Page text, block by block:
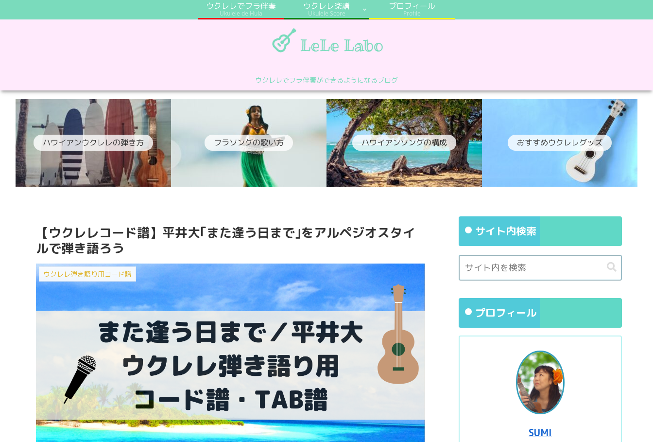
ウクレレでフラ伴奏ができるようになるブログ
ウクレレでフラ伴奏
Ukulele de Hula
ウクレレ楽譜
Ukulele Score
プロフィール
Profile
ハワイアンウクレレの弾き方 フラソングの歌い方 ハワイアンソングの構成 おすすめウクレレグッズ
【ウクレレコード譜】平井大｢また逢う日まで｣をアルペジオスタイ
ルで弾き語ろう
ウクレレ弾き語り用コード譜
サイト内検索
プロフィール
SUMI